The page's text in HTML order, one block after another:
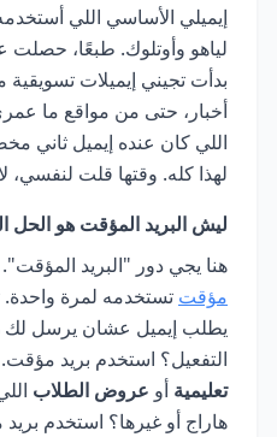
إيميلي الأساسي اللي
لياهو وأوتلوك. طبعًا،
بدأت تجيني إيميلات
أخبار، حتى من مواقع ما
اللي كان عنده إيميل ثاني
لهذا كله. وقتها قلت لنفسي،
ليش البريد المؤقت هو
هنا يجي دور "البريد
مؤقت تستخدمه لمرة
يطلب إيميل عشان يرسل لك
التفعيل؟ استخدم بريد
تعليمية أو عروض الطلاب
هاراج أو غيرها؟ استخدم